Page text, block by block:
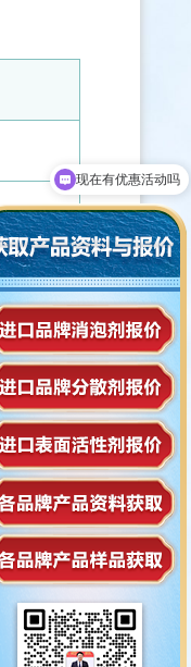
可以介绍下你们的产品么